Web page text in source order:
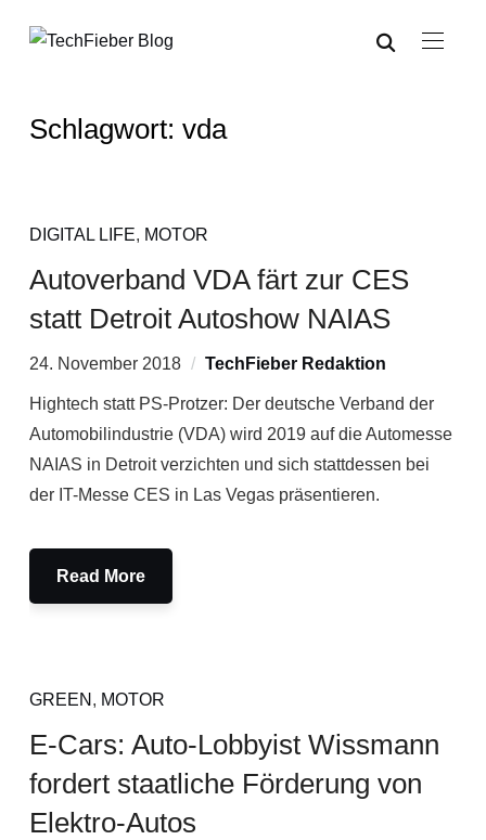
Schlagwort: vda
DIGITAL LIFE, MOTOR
Autoverband VDA färt zur CES
statt Detroit Autoshow NAIAS
24. November 2018 TechFieber Redaktion
Hightech statt PS-Protzer: Der deutsche Verband der
Automobilindustrie (VDA) wird 2019 auf die Automesse
NAIAS in Detroit verzichten und sich stattdessen bei
der IT-Messe CES in Las Vegas präsentieren.
Read More
GREEN , MOTOR
E-Cars: Auto-Lobbyist Wissmann
fordert staatliche Förderung von
Elektro-Autos